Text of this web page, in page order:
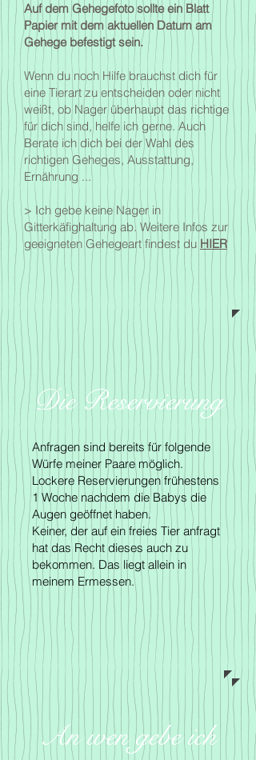
Auf dem Gehegefoto sollte ein Blatt
Papier mit dem aktuellen Datum am
Gehege befestigt sein.
Wenn du noch Hilfe brauchst dich für
eine Tierart zu entscheiden oder nicht
weißt, ob Nager überhaupt das richtige
für dich sind, helfe ich gerne. Auch
Berate ich dich bei der Wahl des
richtigen Geheges, Ausstattung,
Ernährung ...
> Ich gebe keine Nager in
Gitterkäfighaltung ab. Weitere Infos zur
geeigneten Gehegeart findest du HIER
Die Reservierung
Anfragen sind bereits für folgende
Würfe meiner Paare möglich.
Lockere Reservierungen frühestens
1 Woche nachdem die Babys die
Augen geöffnet haben.
Keiner, der auf ein freies Tier anfragt
hat das Recht dieses auch zu
bekommen. Das liegt allein in
meinem Ermessen.
An wen gebe ich